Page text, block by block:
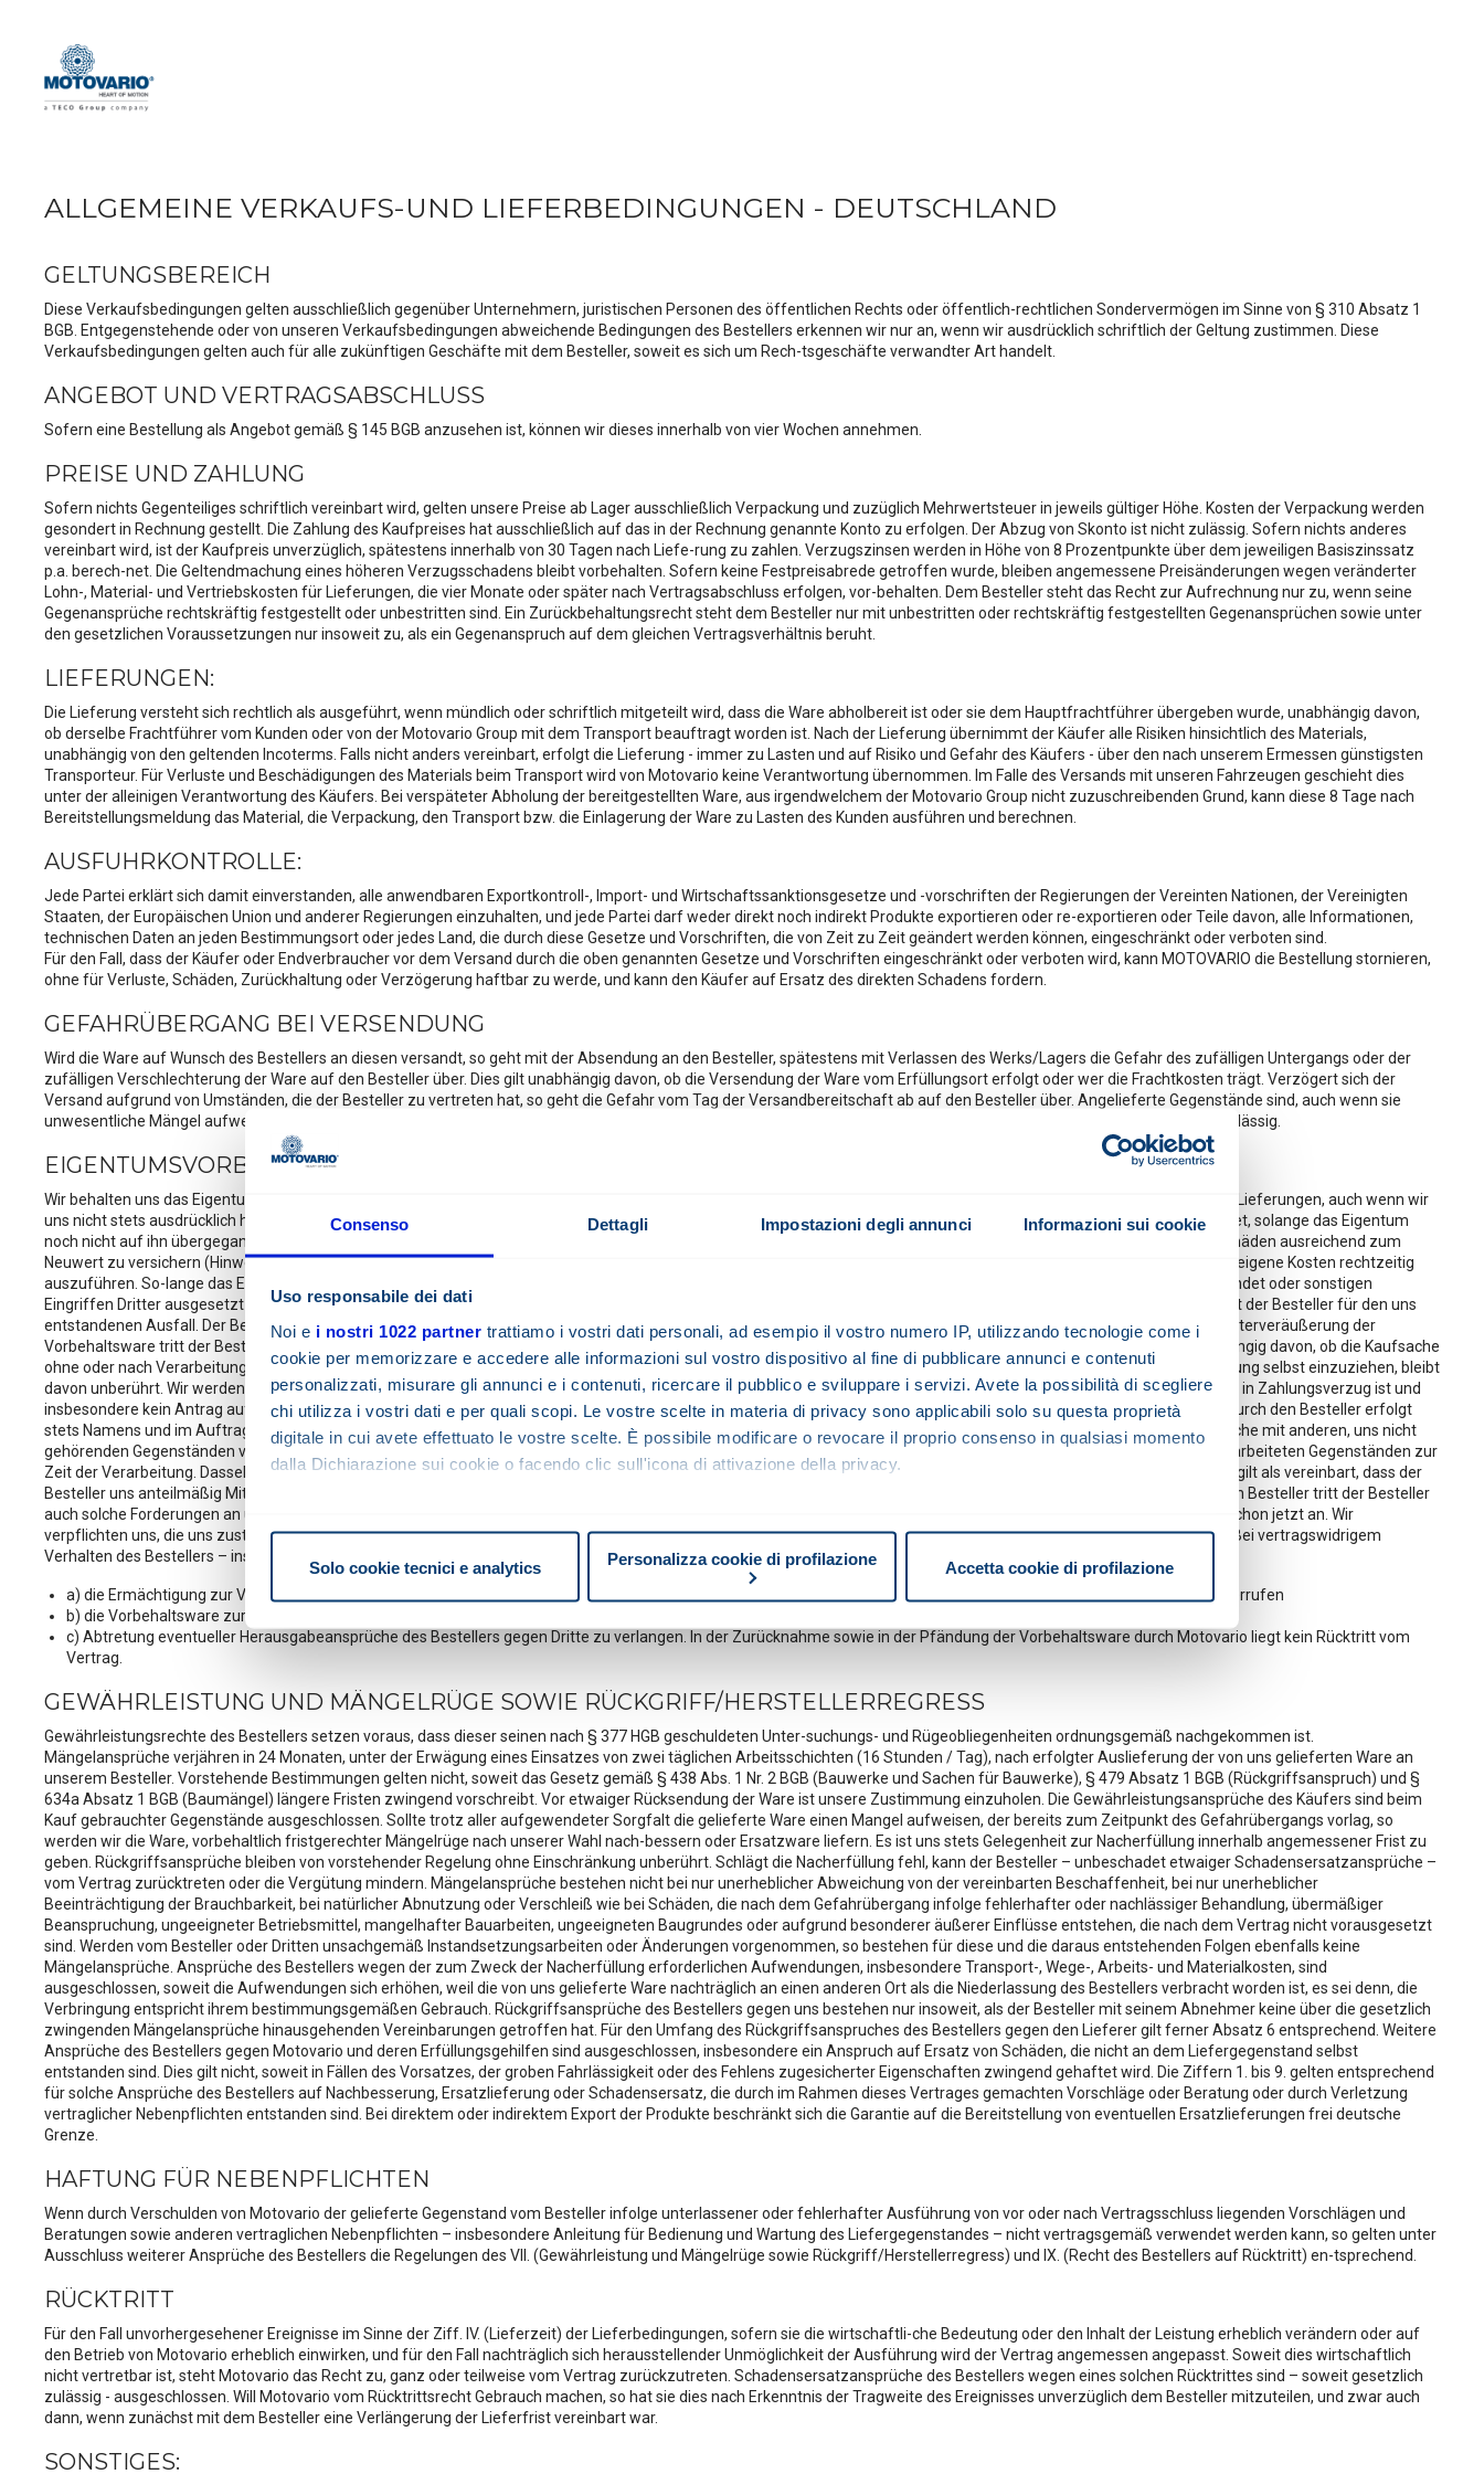
Consenso Dettagli Impostazioni degli annunci Informazioni sui cookie
Uso responsabile dei dati
Noi e i nostri 1022 partner trattiamo i vostri dati personali, ad esempio il vostro numero IP, utilizzando tecnologie come i
cookie per memorizzare e accedere alle informazioni sul vostro dispositivo al fine di pubblicare annunci e contenuti
personalizzati, misurare gli annunci e i contenuti, ricercare il pubblico e sviluppare i servizi. Avete la possibilità di scegliere
chi utilizza i vostri dati e per quali scopi. Le vostre scelte in materia di privacy sono applicabili solo su questa proprietà
digitale in cui avete effettuato le vostre scelte. È possibile modificare o revocare il proprio consenso in qualsiasi momento
dalla Dichiarazione sui cookie o facendo clic sull'icona di attivazione della privacy.
Identificare il tuo dispositivo, scansionandolo attivamente alla ricerca di caratteristiche specifiche (impronte
digitali).
Approfondisci come vengono elaborati i tuoi dati personali e imposta le tue preferenze nellasezione dettagli. Puoi
Informativa breve e consenso all’uso dei cookie.
Informiamo che in questo sito possono essere utilizzati diversi tipi di cookie:
Cookie tecnici:necessari per ottimizzare la navigazione e fornire eventuali servizi richiesti dall’utente. Per questi cookie
non occorre l’acquisizione del tuo consenso.
Cookie analytics/statistici anonimi: equiparabili ai tecnici, sono necessari per elaborare statistiche anonime ed
aggregate, al fine di ottimizzare il sito. Per questi cookie non occorre l’acquisizione del tuo consenso.
Cookie di profilazione/marketing:sono utilizzati, solo previo tuo consenso, per esaminare le tue abitudini di navigazione
e mostrarti avvisi pubblicitari mirati, in linea con le tue preferenze. Ti chiediamo di effettuare le tue scelte sull’utilizzo dei
cookie di profilazione, selezionando uno dei bottoni sotto riportati. Puoi avere maggiori dettagli visionando l’Informativa
estesa cookie. La chiusura del presente banner comporterà il permanere dei soli cookie tecnici ed analytics anonimi, per i
quali non occorre il tuo consenso. Potrai modificare le tue scelte in qualsiasi momento, accedendo al link presente nel
footer.
Solo cookie tecnici e analytics Personalizza cookie di profilazione Accetta cookie di profilazione
ALLGEMEINE VERKAUFS-UND LIEFERBEDINGUNGEN - DEUTSCHLAND
GELTUNGSBEREICH
Diese Verkaufsbedingungen gelten ausschließlich gegenüber Unternehmern, juristischen Personen des öffentlichen Rechts oder öffentlich-rechtlichen Sondervermögen im Sinne von § 310 Absatz 1
BGB. Entgegenstehende oder von unseren Verkaufsbedingungen abweichende Bedingungen des Bestellers erkennen wir nur an, wenn wir ausdrücklich schriftlich der Geltung zustimmen. Diese
Verkaufsbedingungen gelten auch für alle zukünftigen Geschäfte mit dem Besteller, soweit es sich um Rech-tsgeschäfte verwandter Art handelt.
ANGEBOT UND VERTRAGSABSCHLUSS
Sofern eine Bestellung als Angebot gemäß § 145 BGB anzusehen ist, können wir dieses innerhalb von vier Wochen annehmen.
PREISE UND ZAHLUNG
Sofern nichts Gegenteiliges schriftlich vereinbart wird, gelten unsere Preise ab Lager ausschließlich Verpackung und zuzüglich Mehrwertsteuer in jeweils gültiger Höhe. Kosten der Verpackung werden
gesondert in Rechnung gestellt. Die Zahlung des Kaufpreises hat ausschließlich auf das in der Rechnung genannte Konto zu erfolgen. Der Abzug von Skonto ist nicht zulässig. Sofern nichts anderes
vereinbart wird, ist der Kaufpreis unverzüglich, spätestens innerhalb von 30 Tagen nach Liefe-rung zu zahlen. Verzugszinsen werden in Höhe von 8 Prozentpunkte über dem jeweiligen Basiszinssatz
p.a. berech-net. Die Geltendmachung eines höheren Verzugsschadens bleibt vorbehalten. Sofern keine Festpreisabrede getroffen wurde, bleiben angemessene Preisänderungen wegen veränderter
Lohn-, Material- und Vertriebskosten für Lieferungen, die vier Monate oder später nach Vertragsabschluss erfolgen, vor-behalten. Dem Besteller steht das Recht zur Aufrechnung nur zu, wenn seine
Gegenansprüche rechtskräftig festgestellt oder unbestritten sind. Ein Zurückbehaltungsrecht steht dem Besteller nur mit unbestritten oder rechtskräftig festgestellten Gegenansprüchen sowie unter
den gesetzlichen Voraussetzungen nur insoweit zu, als ein Gegenanspruch auf dem gleichen Vertragsverhältnis beruht.
LIEFERUNGEN:
Die Lieferung versteht sich rechtlich als ausgeführt, wenn mündlich oder schriftlich mitgeteilt wird, dass die Ware abholbereit ist oder sie dem Hauptfrachtführer übergeben wurde, unabhängig davon,
ob derselbe Frachtführer vom Kunden oder von der Motovario Group mit dem Transport beauftragt worden ist. Nach der Lieferung übernimmt der Käufer alle Risiken hinsichtlich des Materials,
unabhängig von den geltenden Incoterms. Falls nicht anders vereinbart, erfolgt die Lieferung - immer zu Lasten und auf Risiko und Gefahr des Käufers - über den nach unserem Ermessen günstigsten
Transporteur. Für Verluste und Beschädigungen des Materials beim Transport wird von Motovario keine Verantwortung übernommen. Im Falle des Versands mit unseren Fahrzeugen geschieht dies
unter der alleinigen Verantwortung des Käufers. Bei verspäteter Abholung der bereitgestellten Ware, aus irgendwelchem der Motovario Group nicht zuzuschreibenden Grund, kann diese 8 Tage nach
Bereitstellungsmeldung das Material, die Verpackung, den Transport bzw. die Einlagerung der Ware zu Lasten des Kunden ausführen und berechnen.
AUSFUHRKONTROLLE:
Jede Partei erklärt sich damit einverstanden, alle anwendbaren Exportkontroll-, Import- und Wirtschaftssanktionsgesetze und -vorschriften der Regierungen der Vereinten Nationen, der Vereinigten
Staaten, der Europäischen Union und anderer Regierungen einzuhalten, und jede Partei darf weder direkt noch indirekt Produkte exportieren oder re-exportieren oder Teile davon, alle Informationen,
technischen Daten an jeden Bestimmungsort oder jedes Land, die durch diese Gesetze und Vorschriften, die von Zeit zu Zeit geändert werden können, eingeschränkt oder verboten sind.
Für den Fall, dass der Käufer oder Endverbraucher vor dem Versand durch die oben genannten Gesetze und Vorschriften eingeschränkt oder verboten wird, kann MOTOVARIO die Bestellung stornieren,
ohne für Verluste, Schäden, Zurückhaltung oder Verzögerung haftbar zu werde, und kann den Käufer auf Ersatz des direkten Schadens fordern.
GEFAHRÜBERGANG BEI VERSENDUNG
Wird die Ware auf Wunsch des Bestellers an diesen versandt, so geht mit der Absendung an den Besteller, spätestens mit Verlassen des Werks/Lagers die Gefahr des zufälligen Untergangs oder der
zufälligen Verschlechterung der Ware auf den Besteller über. Dies gilt unabhängig davon, ob die Versendung der Ware vom Erfüllungsort erfolgt oder wer die Frachtkosten trägt. Verzögert sich der
Versand aufgrund von Umständen, die der Besteller zu vertreten hat, so geht die Gefahr vom Tag der Versandbereitschaft ab auf den Besteller über. Angelieferte Gegenstände sind, auch wenn sie
unwesentliche Mängel aufweisen, vom Besteller unbeschadet der Rechte aus Abschnitt VII. (Haftung für Mängel der Lieferung) entgegenzunehmen. Teillieferungen sind zulässig.
EIGENTUMSVORBEHALT
Wir behalten uns das Eigentum an der gelieferten Sache bis zur vollständigen Zahlung sämtlicher Forderungen aus dem Liefervertrag vor. Dies gilt auch für alle zukünftigen Lieferungen, auch wenn wir
uns nicht stets ausdrücklich hie-rauf berufen. Wir sind berechtigt, die Kaufsache zurückzunehmen, wenn der Besteller sich vertragswidrig verhält. Der Besteller ist verpflichtet, solange das Eigentum
noch nicht auf ihn übergegangen ist, die Kaufsache pfleglich zu behandeln. Insbesondere ist er verpflichtet, diese auf eigene Kosten gegen Diebstahl-, Feuer- und Wasserschäden ausreichend zum
Neuwert zu versichern (Hinweis: nur zulässig bei Verkauf hochwertiger Güter). Müssen Wartungs- und Inspektionsarbeiten durchgeführt werden, hat der Besteller diese auf eigene Kosten rechtzeitig
auszuführen. So-lange das Eigentum noch nicht übergegangen ist, hat uns der Besteller unverzüglich schriftlich zu benachrichtigen, wenn der gelieferte Gegenstand gepfändet oder sonstigen
Eingriffen Dritter ausgesetzt ist. Soweit der Dritte nicht in der Lage ist, uns die gerichtlichen und außergerichtlichen Kosten einer Klage gemäß § 771 ZPO zu erstatten, haftet der Besteller für den uns
entstandenen Ausfall. Der Besteller ist zur Weiterveräußerung der Vorbehaltsware im normalen Geschäftsverkehr berechtigt. Die Forderun-gen des Abnehmers aus der Weiterveräußerung der
Vorbehaltsware tritt der Besteller schon jetzt an uns in Höhe des mit uns vereinbarten Faktura-Endbetrages (einschließlich Mehrwertsteuer) ab. Diese Abtretung gilt unabhängig davon, ob die Kaufsache
ohne oder nach Verarbeitung weiterverkauft worden ist. Der Besteller bleibt zur Einziehung der Forderung auch nach der Abtretung ermächtigt. Unsere Befugnis, die Forderung selbst einzuziehen, bleibt
davon unberührt. Wir werden jedoch die Forderung nicht einziehen, solange der Besteller seinen Zahlungsverpflichtungen aus den vereinnahmten Erlösen nachkommt, nicht in Zahlungsverzug ist und
insbesondere kein Antrag auf Eröffnung eines Insolvenzverfahrens gestellt ist oder Zahlungseinstellung vorliegt. Die Be- und Verarbeitung oder Umbildung der Kaufsache durch den Besteller erfolgt
stets Namens und im Auftrag für uns. In diesem Fall setzt sich das Anwartschaftsrecht des Bestellers an der Kaufsache an der umgebildeten Sache fort. Sofern die Kaufsache mit anderen, uns nicht
gehörenden Gegenständen verarbeitet wird, erwerben wir das Miteigentum an der neuen Sache im Verhältnis des objektiven Wertes unserer Kaufsache zu den anderen bearbeiteten Gegenständen zur
Zeit der Verarbeitung. Dasselbe gilt für den Fall der Vermischung. Sofern die Vermischung in der Weise erfolgt, dass die Sache des Bestellers als Hauptsache anzusehen ist, gilt als vereinbart, dass der
Besteller uns anteilmäßig Miteigentum überträgt und das so entstandene Alleineigentum oder Miteigentum für uns verwahrt. Zur Sicherung unserer Forderungen gegen den Besteller tritt der Besteller
auch solche Forderungen an uns ab, die ihm durch die Verbindung der Vorbehaltsware mit einem Grundstück gegen einen Dritten erwachsen; wir nehmen diese Abtretung schon jetzt an. Wir
verpflichten uns, die uns zustehenden Sicherheiten auf Verlangen des Bestellers freizugeben, soweit ihr Wert die zu sichernden Forderungen um mehr als 20 % übersteigt. Bei vertragswidrigem
Verhalten des Bestellers – insbesondere bei Zahlungsverzug – ist Motovario berechtigt,
a) die Ermächtigung zur Veräußerung oder Be-/Verarbeitung oder zum Einbau der Vorbehaltsware und zum Einzug der an Motovario abgetretenen Forderungen zu widerrufen
b) die Vorbehaltsware zurückzunehmen
c) Abtretung eventueller Herausgabeansprüche des Bestellers gegen Dritte zu verlangen. In der Zurücknahme sowie in der Pfändung der Vorbehaltsware durch Motovario liegt kein Rücktritt vom
Vertrag.
GEWÄHRLEISTUNG UND MÄNGELRÜGE SOWIE RÜCKGRIFF/HERSTELLERREGRESS
Gewährleistungsrechte des Bestellers setzen voraus, dass dieser seinen nach § 377 HGB geschuldeten Unter-suchungs- und Rügeobliegenheiten ordnungsgemäß nachgekommen ist.
Mängelansprüche verjähren in 24 Monaten, unter der Erwägung eines Einsatzes von zwei täglichen Arbeitsschichten (16 Stunden / Tag), nach erfolgter Auslieferung der von uns gelieferten Ware an
unserem Besteller. Vorstehende Bestimmungen gelten nicht, soweit das Gesetz gemäß § 438 Abs. 1 Nr. 2 BGB (Bauwerke und Sachen für Bauwerke), § 479 Absatz 1 BGB (Rückgriffsanspruch) und §
634a Absatz 1 BGB (Baumängel) längere Fristen zwingend vorschreibt. Vor etwaiger Rücksendung der Ware ist unsere Zustimmung einzuholen. Die Gewährleistungsansprüche des Käufers sind beim
Kauf gebrauchter Gegenstände ausgeschlossen. Sollte trotz aller aufgewendeter Sorgfalt die gelieferte Ware einen Mangel aufweisen, der bereits zum Zeitpunkt des Gefahrübergangs vorlag, so
werden wir die Ware, vorbehaltlich fristgerechter Mängelrüge nach unserer Wahl nach-bessern oder Ersatzware liefern. Es ist uns stets Gelegenheit zur Nacherfüllung innerhalb angemessener Frist zu
geben. Rückgriffsansprüche bleiben von vorstehender Regelung ohne Einschränkung unberührt. Schlägt die Nacherfüllung fehl, kann der Besteller – unbeschadet etwaiger Schadensersatzansprüche –
vom Vertrag zurücktreten oder die Vergütung mindern. Mängelansprüche bestehen nicht bei nur unerheblicher Abweichung von der vereinbarten Beschaffenheit, bei nur unerheblicher
Beeinträchtigung der Brauchbarkeit, bei natürlicher Abnutzung oder Verschleiß wie bei Schäden, die nach dem Gefahrübergang infolge fehlerhafter oder nachlässiger Behandlung, übermäßiger
Beanspruchung, ungeeigneter Betriebsmittel, mangelhafter Bauarbeiten, ungeeigneten Baugrundes oder aufgrund besonderer äußerer Einflüsse entstehen, die nach dem Vertrag nicht vorausgesetzt
sind. Werden vom Besteller oder Dritten unsachgemäß Instandsetzungsarbeiten oder Änderungen vorgenommen, so bestehen für diese und die daraus entstehenden Folgen ebenfalls keine
Mängelansprüche. Ansprüche des Bestellers wegen der zum Zweck der Nacherfüllung erforderlichen Aufwendungen, insbesondere Transport-, Wege-, Arbeits- und Materialkosten, sind
ausgeschlossen, soweit die Aufwendungen sich erhöhen, weil die von uns gelieferte Ware nachträglich an einen anderen Ort als die Niederlassung des Bestellers verbracht worden ist, es sei denn, die
Verbringung entspricht ihrem bestimmungsgemäßen Gebrauch. Rückgriffsansprüche des Bestellers gegen uns bestehen nur insoweit, als der Besteller mit seinem Abnehmer keine über die gesetzlich
zwingenden Mängelansprüche hinausgehenden Vereinbarungen getroffen hat. Für den Umfang des Rückgriffsanspruches des Bestellers gegen den Lieferer gilt ferner Absatz 6 entsprechend. Weitere
Ansprüche des Bestellers gegen Motovario und deren Erfüllungsgehilfen sind ausgeschlossen, insbesondere ein Anspruch auf Ersatz von Schäden, die nicht an dem Liefergegenstand selbst
entstanden sind. Dies gilt nicht, soweit in Fällen des Vorsatzes, der groben Fahrlässigkeit oder des Fehlens zugesicherter Eigenschaften zwingend gehaftet wird. Die Ziffern 1. bis 9. gelten entsprechend
für solche Ansprüche des Bestellers auf Nachbesserung, Ersatzlieferung oder Schadensersatz, die durch im Rahmen dieses Vertrages gemachten Vorschläge oder Beratung oder durch Verletzung
vertraglicher Nebenpflichten entstanden sind. Bei direktem oder indirektem Export der Produkte beschränkt sich die Garantie auf die Bereitstellung von eventuellen Ersatzlieferungen frei deutsche
Grenze.
HAFTUNG FÜR NEBENPFLICHTEN
Wenn durch Verschulden von Motovario der gelieferte Gegenstand vom Besteller infolge unterlassener oder fehlerhafter Ausführung von vor oder nach Vertragsschluss liegenden Vorschlägen und
Beratungen sowie anderen vertraglichen Nebenpflichten – insbesondere Anleitung für Bedienung und Wartung des Liefergegenstandes – nicht vertragsgemäß verwendet werden kann, so gelten unter
Ausschluss weiterer Ansprüche des Bestellers die Regelungen des VII. (Gewährleistung und Mängelrüge sowie Rückgriff/Herstellerregress) und IX. (Recht des Bestellers auf Rücktritt) en-tsprechend.
RÜCKTRITT
Für den Fall unvorhergesehener Ereignisse im Sinne der Ziff. IV. (Lieferzeit) der Lieferbedingungen, sofern sie die wirtschaftli-che Bedeutung oder den Inhalt der Leistung erheblich verändern oder auf
den Betrieb von Motovario erheblich einwirken, und für den Fall nachträglich sich herausstellender Unmöglichkeit der Ausführung wird der Vertrag angemessen angepasst. Soweit dies wirtschaftlich
nicht vertretbar ist, steht Motovario das Recht zu, ganz oder teilweise vom Vertrag zurückzutreten. Schadensersatzansprüche des Bestellers wegen eines solchen Rücktrittes sind – soweit gesetzlich
zulässig - ausgeschlossen. Will Motovario vom Rücktrittsrecht Gebrauch machen, so hat sie dies nach Erkenntnis der Tragweite des Ereignisses unverzüglich dem Besteller mitzuteilen, und zwar auch
dann, wenn zunächst mit dem Besteller eine Verlängerung der Lieferfrist vereinbart war.
SONSTIGES: